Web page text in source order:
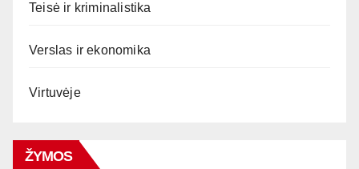
Teisė ir kriminalistika
Verslas ir ekonomika
Virtuvėje
ŽYMOS